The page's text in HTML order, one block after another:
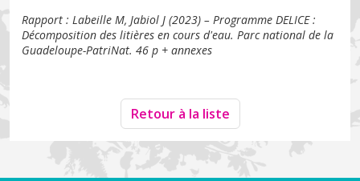
Rapport : Labeille M, Jabiol J (2023) – Programme DELICE :
Décomposition des litières en cours d'eau. Parc national de la
Guadeloupe-PatriNat. 46 p + annexes
Retour à la liste